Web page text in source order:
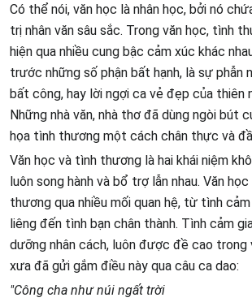
Có thể nói, văn học là nhân học, bởi nó
trị nhân văn sâu sắc. Trong văn học, tình
hiện qua nhiều cung bậc cảm xúc khác
trước những số phận bất hạnh, là sự phẫn
bất công, hay lời ngợi ca vẻ đẹp của thiên
Những nhà văn, nhà thơ đã dùng ngòi bút
họa tình thương một cách chân thực và
Văn học và tình thương là hai khái niệm
luôn song hành và bổ trợ lẫn nhau. Văn
thương qua nhiều mối quan hệ, từ tình
liêng đến tình bạn chân thành. Tình cảm
dưỡng nhân cách, luôn được đề cao trong
xưa đã gửi gắm điều này qua câu ca dao:
"Công cha như núi ngất trời